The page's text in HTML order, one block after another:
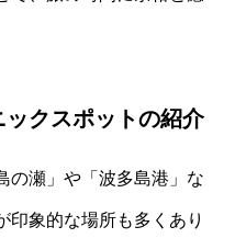
クスポットの紹介
の瀬」や「波多島港」な
印象的な場所も多くあり